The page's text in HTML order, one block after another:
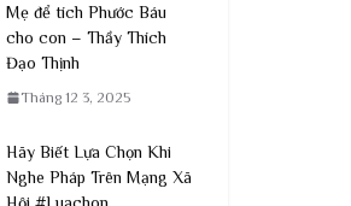
Mẹ để tích Phước Báu
cho con – Thầy Thích
Đạo Thịnh
Tháng 12 3, 2025
Hãy Biết Lựa Chọn Khi
Nghe Pháp Trên Mạng Xã
Hội #Luachon